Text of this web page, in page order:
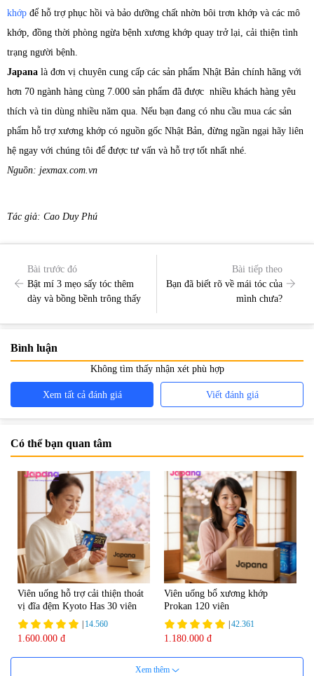
khớp để hỗ trợ phục hồi và bảo dưỡng chất nhờn bôi trơn khớp và các mô
khớp, đồng thời phòng ngừa bệnh xương khớp quay trở lại, cải thiện tình
trạng người bệnh.
Japana là đơn vị chuyên cung cấp các sản phẩm Nhật Bản chính hãng với
hơn 70 ngành hàng cùng 7.000 sản phẩm đã được nhiều khách hàng yêu
thích và tin dùng nhiều năm qua. Nếu bạn đang có nhu cầu mua các sản
phẩm hỗ trợ xương khớp có nguồn gốc Nhật Bản, đừng ngần ngại hãy liên
hệ ngay với chúng tôi để được tư vấn và hỗ trợ tốt nhất nhé.
Nguồn: jexmax.com.vn
Tác giả: Cao Duy Phú
Bài trước đó
Bật mí 3 mẹo sấy tóc thêm
dày và bồng bềnh trông thấy
Bài tiếp theo
Bạn đã biết rõ về mái tóc của
mình chưa?
Bình luận
Không tìm thấy nhận xét phù hợp
Xem tất cả đánh giá Viết đánh giá
Có thể bạn quan tâm
Viên uống hỗ trợ cải thiện thoát
vị đĩa đệm Kyoto Has 30 viên
14.560
1.600.000 đ
Viên uống bổ xương khớp
Prokan 120 viên
42.361
1.180.000 đ
Xem thêm